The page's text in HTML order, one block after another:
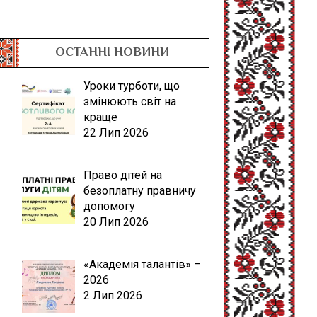
ОСТАННІ НОВИНИ
Уроки турботи, що
змінюють світ на
краще
22 Лип 2026
Право дітей на
безоплатну правничу
допомогу
20 Лип 2026
«Академія талантів» –
2026
2 Лип 2026